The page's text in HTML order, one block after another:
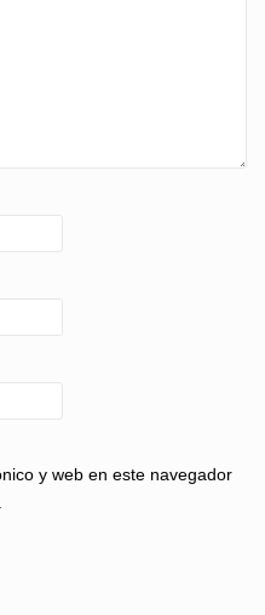
y web en este navegador